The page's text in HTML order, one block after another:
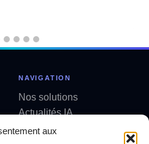
aux
NAVIGATION
Nos solutions
Actualités IA
Analyses